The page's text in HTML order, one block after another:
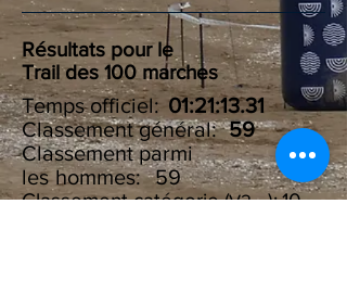
Résultats pour le
Trail des 100 marches
Temps officiel: 01:21:13.31
Classement général: 59
Classement parmi
les : 59
hommes
Classement catégorie ( ):10
V2